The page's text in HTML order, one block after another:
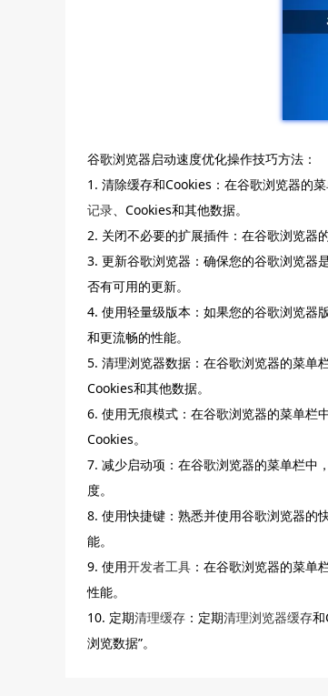
谷歌浏览器启动速度优化操作技巧方法：
1. 清除缓存和Cookies：在谷歌浏览器的
记录、Cookies和其他数据。
2. 关闭不必要的扩展插件：在谷歌浏览器
3. 更新谷歌浏览器：确保您的谷歌浏览器
否有可用的更新。
4. 使用轻量级版本：如果您的谷歌浏览器
和更流畅的性能。
5. 清理浏览器数据：在谷歌浏览器的菜单
Cookies和其他数据。
6. 使用无痕模式：在谷歌浏览器的菜单栏
Cookies。
7. 减少启动项：在谷歌浏览器的菜单栏中
度。
8. 使用快捷键：熟悉并使用谷歌浏览器的
能。
9. 使用开发者工具 ：在谷歌浏览器的菜单
性能。
10. 定期清理缓存 ：定期清理浏览器缓存和
浏览数据”。